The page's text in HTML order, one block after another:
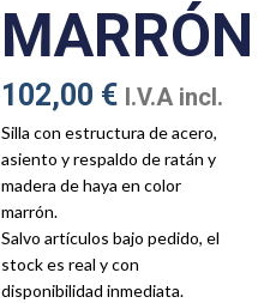
MARRÓN
102,00 € I.V.A incl.
Silla con estructura de acero,
asiento y respaldo de ratán y
madera de haya en color
marrón.
Salvo artículos bajo pedido, el
stock es real y con
disponibilidad inmediata.